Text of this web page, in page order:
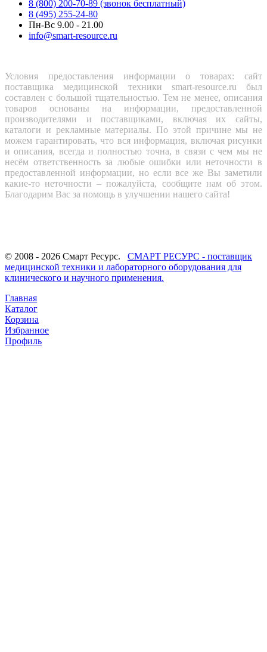
8 (800) 200-70-89 (звонок бесплатный)
8 (495) 255-24-80
Пн-Вс 9.00 - 21.00
info@smart-resource.ru
Условия предоставления информации о товарах: сайт
поставщика медицинской техники smart-resource.ru был
составлен с большой тщательностью. Тем не менее, описания
товаров основаны на информации, предоставленной
производителями и поставщиками, включая их сайты,
каталоги и рекламные материалы. По этой причине мы не
можем гарантировать, что вся информация, включая рисунки
и описания, всегда и полностью точна, в связи с чем мы не
несём ответственность за любые ошибки или неточности в
предоставленной информации, но если все же Вы заметили
какие-то неточности – пожалуйста, сообщите нам об этом.
Благодарим Вас за помощь в улучшении нашего сайта!
© 2008 - 2026 Смарт Ресурс. СМАРТ РЕСУРС - поставщик
медицинской техники и лабораторного оборудования для
клинического и научного применения.
Главная
Каталог
Корзина
Избранное
Профиль